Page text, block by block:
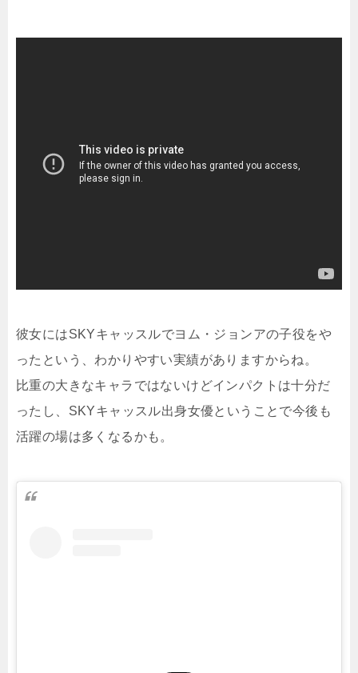
彼女にはSKYキャッスルでヨム・ジョンアの子役をや
ったという、わかりやすい実績がありますからね。
比重の大きなキャラではないけどインパクトは十分だ
ったし、SKYキャッスル出身女優ということで今後も
活躍の場は多くなるかも。